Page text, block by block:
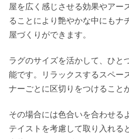
屋を広く感じさせる効果やアー
ることにより艶やかな中にもナ
屋づくりができます。
ラグのサイズを活かして、ひと
能です。リラックスするスペー
ナーごとに区切りをつけること
その場合には色合いを合わせる
テイストを考慮して取り入れる